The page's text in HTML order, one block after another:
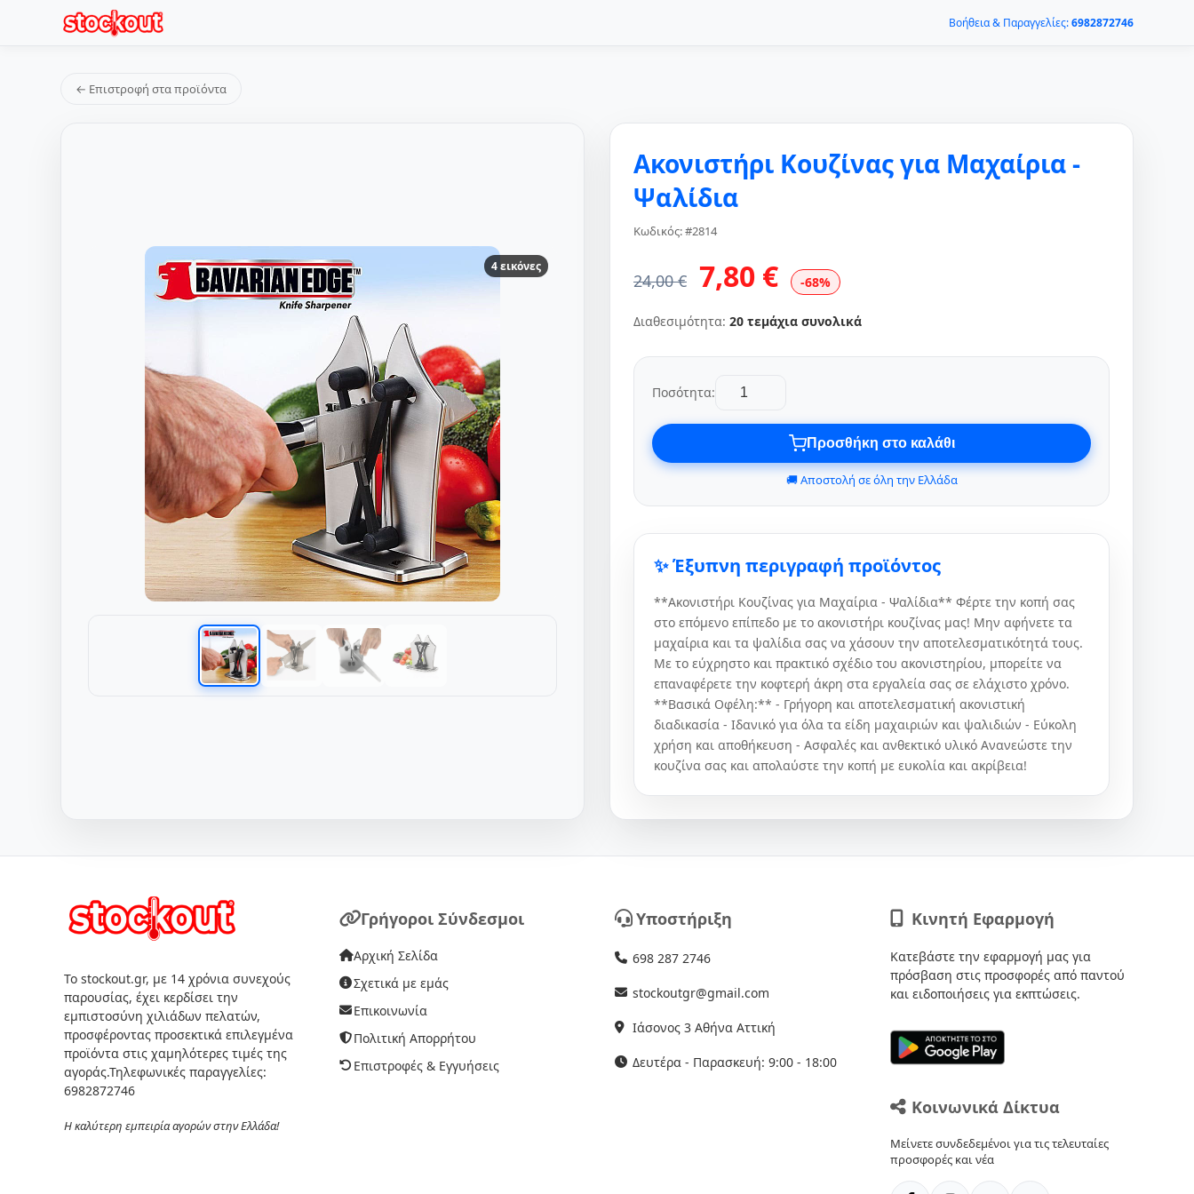
Βοήθεια & Παραγγελίες:6982872746
← Επιστροφή στα προϊόντα
4 εικόνες
Ακονιστήρι Κουζίνας για Μαχαίρια -
Ψαλίδια
Κωδικός: #2814
24,00 € 7,80 € -68%
Διαθεσιμότητα: 20 τεμάχια συνολικά
Ποσότητα:
Προσθήκη στο καλάθι
🚚 Αποστολή σε όλη την Ελλάδα
✨ Έξυπνη περιγραφή προϊόντος
**Ακονιστήρι Κουζίνας για Μαχαίρια - Ψαλίδια** Φέρτε την κοπή σας
στο επόμενο επίπεδο με το ακονιστήρι κουζίνας μας! Μην αφήνετε τα
μαχαίρια και τα ψαλίδια σας να χάσουν την αποτελεσματικότητά τους.
Με το εύχρηστο και πρακτικό σχέδιο του ακονιστηρίου, μπορείτε να
επαναφέρετε την κοφτερή άκρη στα εργαλεία σας σε ελάχιστο χρόνο.
**Βασικά Οφέλη:** - Γρήγορη και αποτελεσματική ακονιστική
διαδικασία - Ιδανικό για όλα τα είδη μαχαιριών και ψαλιδιών - Εύκολη
χρήση και αποθήκευση - Ασφαλές και ανθεκτικό υλικό Ανανεώστε την
κουζίνα σας και απολαύστε την κοπή με ευκολία και ακρίβεια!
Το stockout.gr, με 14 χρόνια συνεχούς
παρουσίας, έχει κερδίσει την
εμπιστοσύνη χιλιάδων πελατών,
προσφέροντας προσεκτικά επιλεγμένα
προϊόντα στις χαμηλότερες τιμές της
αγοράς.Τηλεφωνικές παραγγελίες:
6982872746
Η καλύτερη εμπειρία αγορών στην Ελλάδα!
Γρήγοροι Σύνδεσμοι
Αρχική Σελίδα
Σχετικά με εμάς
Επικοινωνία
Πολιτική Απορρήτου
Επιστροφές & Εγγυήσεις
Υποστήριξη
698 287 2746
stockoutgr@gmail.com
Ιάσονος 3 Αθήνα Αττική
Δευτέρα - Παρασκευή: 9:00 - 18:00
Κινητή Εφαρμογή
Κατεβάστε την εφαρμογή μας για
πρόσβαση στις προσφορές από παντού
και ειδοποιήσεις για εκπτώσεις.
Κοινωνικά Δίκτυα
Μείνετε συνδεδεμένοι για τις τελευταίες
προσφορές και νέα